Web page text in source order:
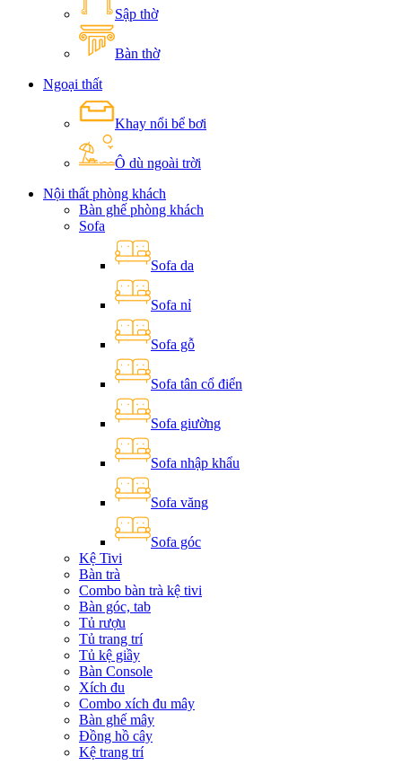
Sập thờ
Bàn thờ
Ngoại thất
Khay nổi bể bơi
Ô dù ngoài trời
Nội thất phòng khách
Bàn ghế phòng khách
Sofa
Sofa da
Sofa nỉ
Sofa gỗ
Sofa tân cổ điển
Sofa giường
Sofa nhập khẩu
Sofa văng
Sofa góc
Kệ Tivi
Bàn trà
Combo bàn trà kệ tivi
Bàn góc, tab
Tủ rượu
Tủ trang trí
Tủ kệ giầy
Bàn Console
Xích đu
Combo xích đu mây
Bàn ghế mây
Đồng hồ cây
Kệ trang trí